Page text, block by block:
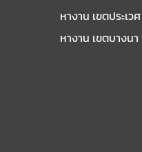
หางาน เขตประเวศ
หางาน เขตบางนา